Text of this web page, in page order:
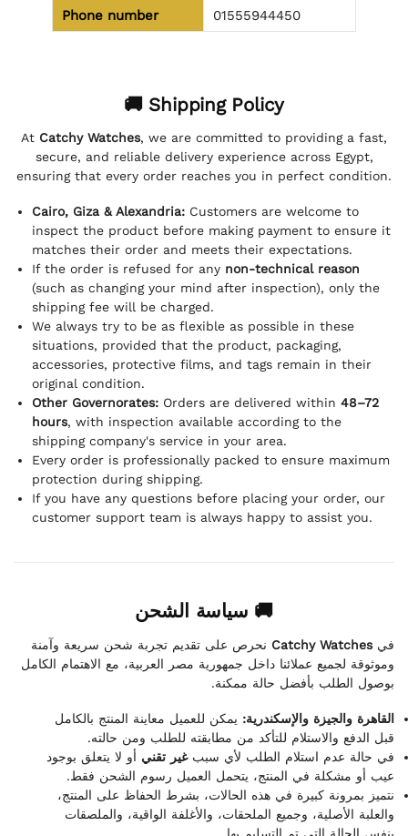
Phone number
01555944450
🚚 Shipping Policy
At Catchy Watches, we are committed to providing a fast,
secure, and reliable delivery experience across Egypt,
ensuring that every order reaches you in perfect condition.
Cairo, Giza & Alexandria: Customers are welcome to
inspect the product before making payment to ensure it
matches their order and meets their expectations.
If the order is refused for any non-technical reason
(such as changing your mind after inspection), only the
shipping fee will be charged.
We always try to be as flexible as possible in these
situations, provided that the product, packaging,
accessories, protective films, and tags remain in their
original condition.
Other Governorates: Orders are delivered within 48–72
hours, with inspection available according to the
shipping company's service in your area.
Every order is professionally packed to ensure maximum
protection during shipping.
If you have any questions before placing your order, our
customer support team is always happy to assist you.
🚚 سياسة الشحن
فيCatchy Watches نحرص على تقديم تجربة شحن سريعة وآمنة
وموثوقة لجميع عملائنا داخل جمهورية مصر العربية، مع الاهتمام الكامل
بوصول الطلب بأفضل حالة ممكنة.
القاهرة والجيزة والإسكندرية: يمكن للعميل معاينة المنتج بالكامل
قبل الدفع والاستلام للتأكد من مطابقته للطلب ومن حالته.
في حالة عدم استلام الطلب لأي سببغير تقني أو لا يتعلق بوجود
عيب أو مشكلة في المنتج، يتحمل العميل رسوم الشحن فقط.
نتميز بمرونة كبيرة في هذه الحالات، بشرط الحفاظ على المنتج،
والعلبة الأصلية، وجميع الملحقات، والأغلفة الواقية، والملصقات